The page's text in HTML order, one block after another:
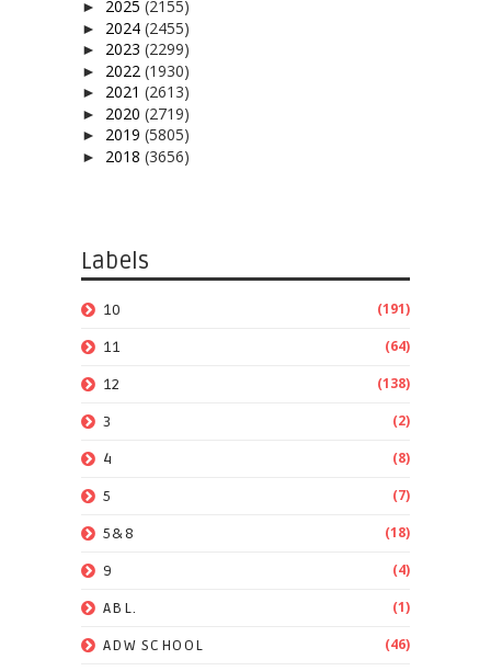
► 2025 (2155)
► 2024 (2455)
► 2023 (2299)
► 2022 (1930)
► 2021 (2613)
► 2020 (2719)
► 2019 (5805)
► 2018 (3656)
Labels
10 (191)
11 (64)
12 (138)
3 (2)
4 (8)
5 (7)
5&8 (18)
9 (4)
ABL. (1)
ADW SCHOOL (46)